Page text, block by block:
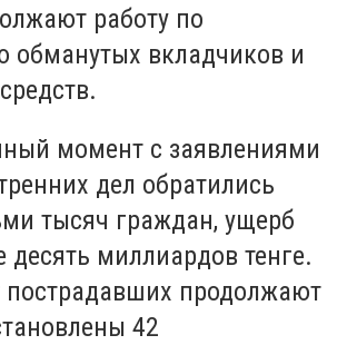
работу по
обманутых вкладчиков и
момент с заявлениями
дел обратились
тысяч граждан, ущерб
десять миллиардов тенге.
пострадавших продолжают
42